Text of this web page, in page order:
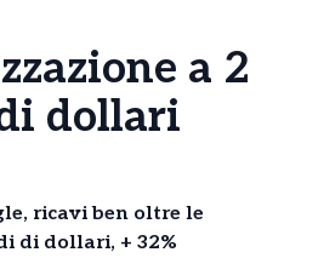
a 2
dollari
ricavi ben oltre le
di dollari, + 32%